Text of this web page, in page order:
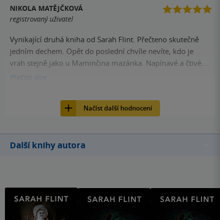
práce a je normální - za to ohromné PLUS. Kniha tedy
velmi povedená a určitě si přečtu další díl :-)
NIKOLA MATĚJČKOVÁ
registrovaný uživatel
Vynikající druhá kniha od Sarah Flint. Přečteno skutečně
jedním dechem. Opět do poslední chvíle nevíte, kdo je
vrah stejně jako u Maminčina mazánka. Napínavé a čtivé.
Doporučuji.
Přečíst
Načíst další hodnocení
Další knihy autora